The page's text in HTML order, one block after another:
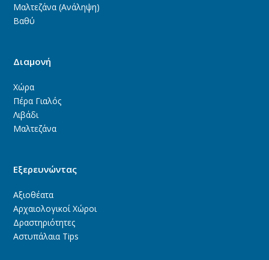
Μαλτεζάνα (Ανάληψη)
Βαθύ
Διαμονή
Χώρα
Πέρα Γιαλός
Λιβάδι
Μαλτεζάνα
Εξερευνώντας
Αξιοθέατα
Αρχαιολογικοί Χώροι
Δραστηριότητες
Αστυπάλαια Tips